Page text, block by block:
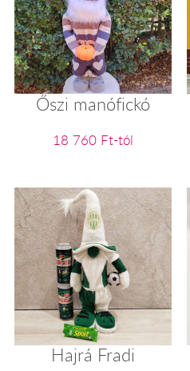
Őszi manófickó
18 760 Ft-tól
Hajrá Fradi